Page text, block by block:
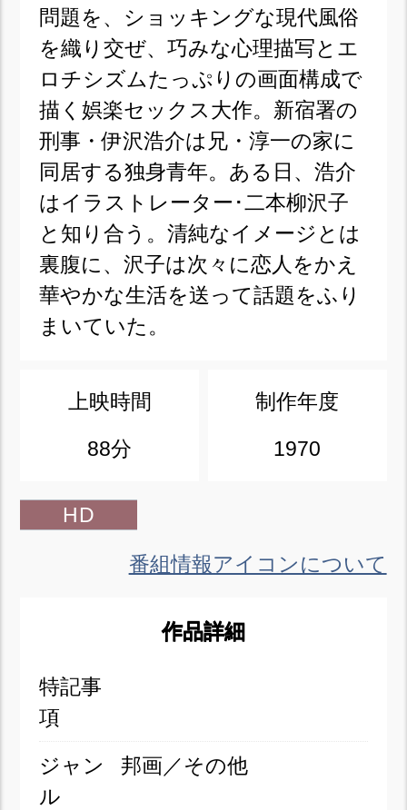
問題を、ショッキングな現代風俗
を織り交ぜ、巧みな心理描写とエ
ロチシズムたっぷりの画面構成で
描く娯楽セックス大作。新宿署の
刑事・伊沢浩介は兄・淳一の家に
同居する独身青年。ある日、浩介
はイラストレーター･二本柳沢子
と知り合う。清純なイメージとは
裏腹に、沢子は次々に恋人をかえ
華やかな生活を送って話題をふり
まいていた。
上映時間
88分
制作年度
1970
HD
番組情報アイコンについて
作品詳細
特記事
項
ジャン
ル
邦画／その他